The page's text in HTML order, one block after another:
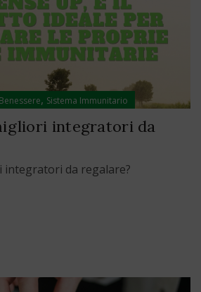
, Sistema Immunitario
integratori da
integratori da regalare?